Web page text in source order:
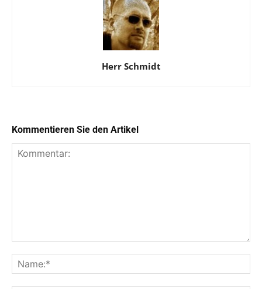
Herr Schmidt
Kommentieren Sie den Artikel